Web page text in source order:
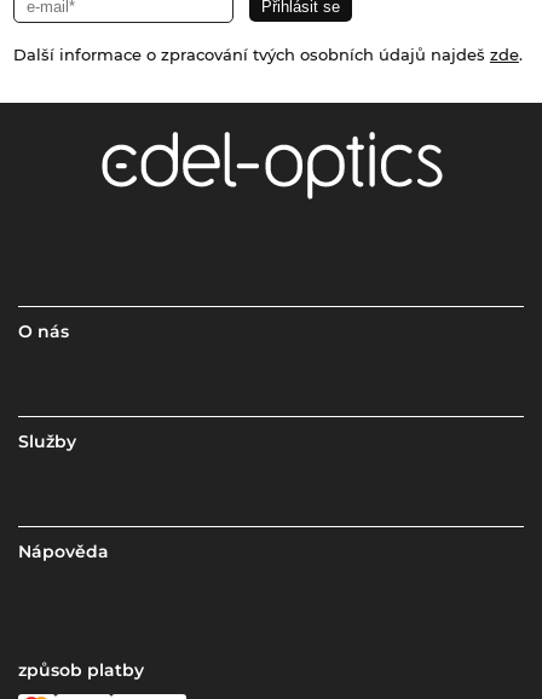
Další informace o zpracování tvých osobních údajů najdeš zde.
O nás
Služby
Nápověda
způsob platby